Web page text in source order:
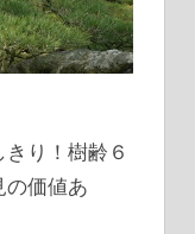
り！樹齢６
の価値あ